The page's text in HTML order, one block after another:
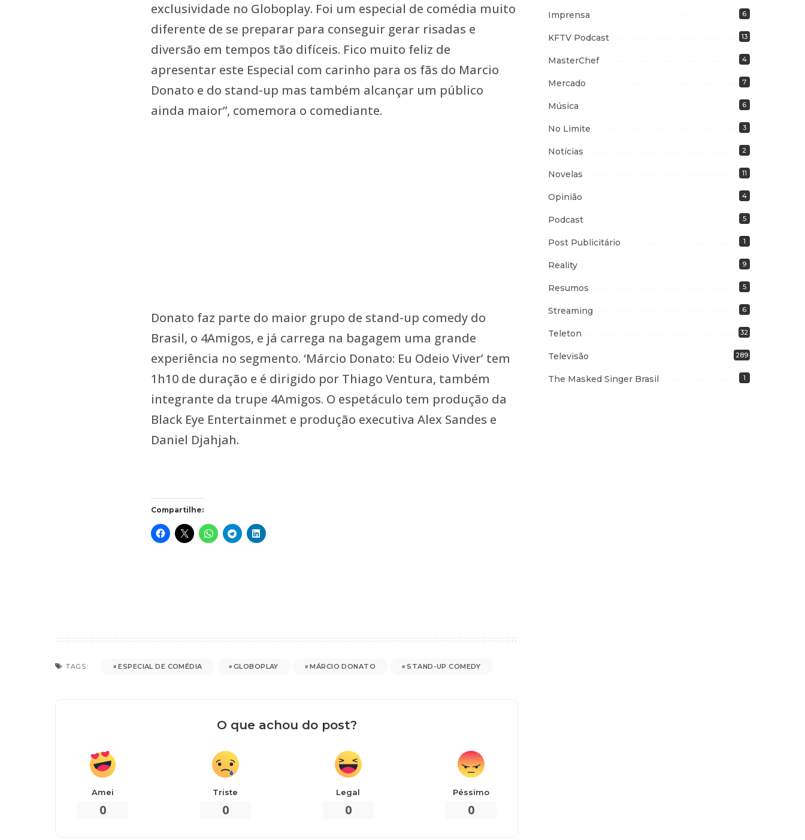
exclusividade no Globoplay. Foi um especial de comédia muito
diferente de se preparar para conseguir gerar risadas e
diversão em tempos tão difíceis. Fico muito feliz de
apresentar este Especial com carinho para os fãs do Marcio
Donato e do stand-up mas também alcançar um público
ainda maior”, comemora o comediante.
Donato faz parte do maior grupo de stand-up comedy do
Brasil, o 4Amigos, e já carrega na bagagem uma grande
experiência no segmento. ‘Márcio Donato: Eu Odeio Viver’ tem
1h10 de duração e é dirigido por Thiago Ventura, também
integrante da trupe 4Amigos. O espetáculo tem produção da
Black Eye Entertainmet e produção executiva Alex Sandes e
Daniel Djahjah.
Compartilhe:
TAGS: ESPECIAL DE COMÉDIA GLOBOPLAY MÁRCIO DONATO STAND-UP COMEDY
O que achou do post?
Amei
0
Triste
0
Legal
0
Péssimo
0
Imprensa 6
KFTV Podcast 13
MasterChef 4
Mercado 7
Música 6
No Limite 3
Notícias 2
Novelas 11
Opinião 4
Podcast 5
Post Publicitário 1
Reality 9
Resumos 5
Streaming 6
Teleton 32
Televisão 289
The Masked Singer Brasil 1